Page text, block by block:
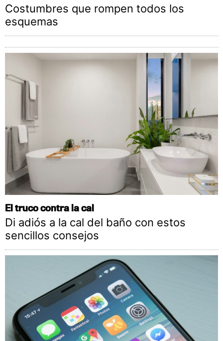
Costumbres que rompen todos los
esquemas
El truco contra la cal
Di adiós a la cal del baño con estos
sencillos consejos